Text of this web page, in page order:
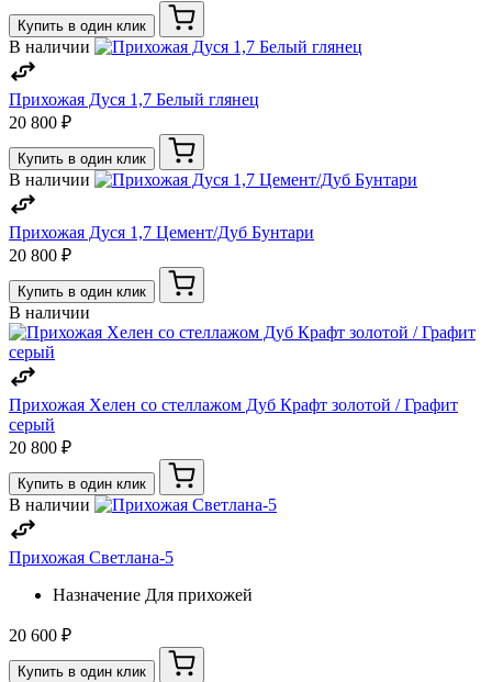
Купить в один клик
В наличии
Прихожая Дуся 1,7 Белый глянец
20 800 ₽
Купить в один клик
В наличии
Прихожая Дуся 1,7 Цемент/Дуб Бунтари
20 800 ₽
Купить в один клик
В наличии
Прихожая Хелен со стеллажом Дуб Крафт золотой / Графит
серый
20 800 ₽
Купить в один клик
В наличии
Прихожая Светлана-5
Назначение Для прихожей
20 600 ₽
Купить в один клик